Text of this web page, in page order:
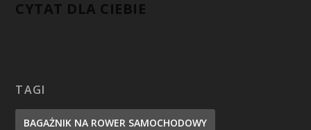
CYTAT DLA CIEBIE
TAGI
BAGAŻNIK NA ROWER SAMOCHODOWY